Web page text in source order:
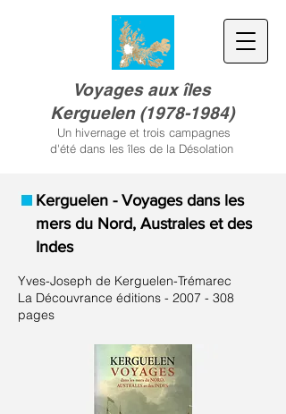
Voyages aux îles
Kerguelen (1978-1984)
Un hivernage et trois campagnes
d'été dans les îles de la Désolation
Kerguelen - Voyages dans les
mers du Nord, Australes et des
Indes
Yves-Joseph de Kerguelen-Trémarec
La Découvrance éditions - 2007 - 308
pages